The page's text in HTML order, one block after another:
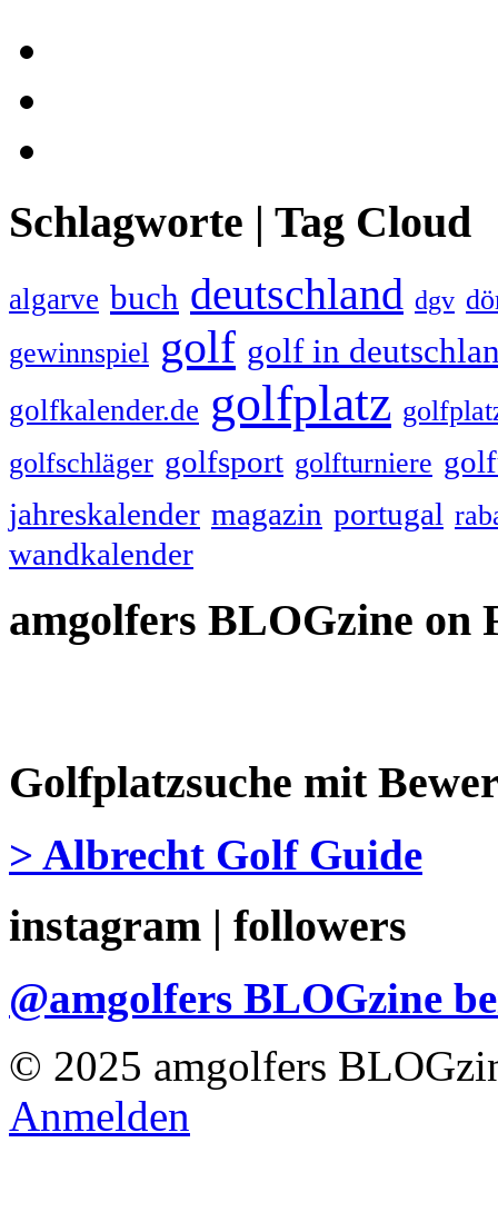
Schlagworte | Tag Cloud
algarve buch deutschland dgv
gewinnspiel golf golf in
golfkalender.de golfplatz
golfschläger golfsport golfturniere
jahreskalender magazin portugal
wandkalender
amgolfers BLOGzine on
Golfplatzsuche mit
> Albrecht Golf Guide
instagram | followers
@amgolfers BLOGzine
© 2025 amgolfers
Anmelden